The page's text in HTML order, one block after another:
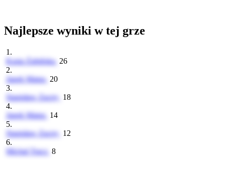
Najlepsze wyniki w tej grze
1.
Kasia Żabińska 26
2.
Janek Matus 20
3.
Stanisław Zacny 18
4.
Janek Matus 14
5.
Stanisław Zacny 12
6.
Michał Tracz 8